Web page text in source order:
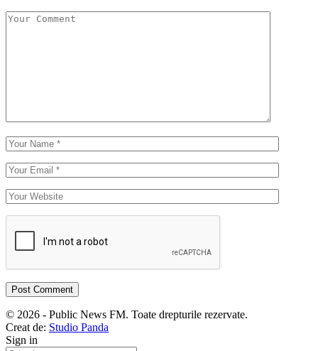
© 2026 - Public News FM. Toate drepturile rezervate.
Creat de: Studio Panda
Sign in